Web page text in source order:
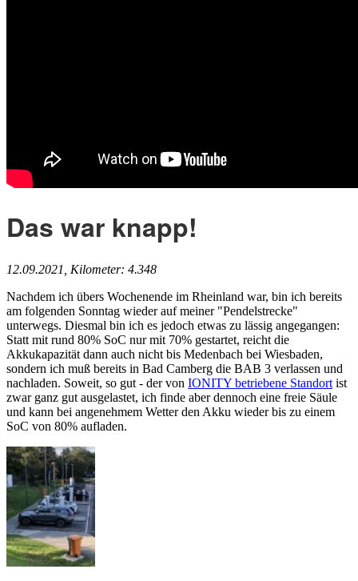
Das war knapp!
12.09.2021, Kilometer: 4.348
Nachdem ich übers Wochenende im Rheinland war, bin ich bereits
am folgenden Sonntag wieder auf meiner "Pendelstrecke"
unterwegs. Diesmal bin ich es jedoch etwas zu lässig angegangen:
Statt mit rund 80% SoC nur mit 70% gestartet, reicht die
Akkukapazität dann auch nicht bis Medenbach bei Wiesbaden,
sondern ich muß bereits in Bad Camberg die BAB 3 verlassen und
nachladen. Soweit, so gut - der von IONITY betriebene Standort ist
zwar ganz gut ausgelastet, ich finde aber dennoch eine freie Säule
und kann bei angenehmem Wetter den Akku wieder bis zu einem
SoC von 80% aufladen.